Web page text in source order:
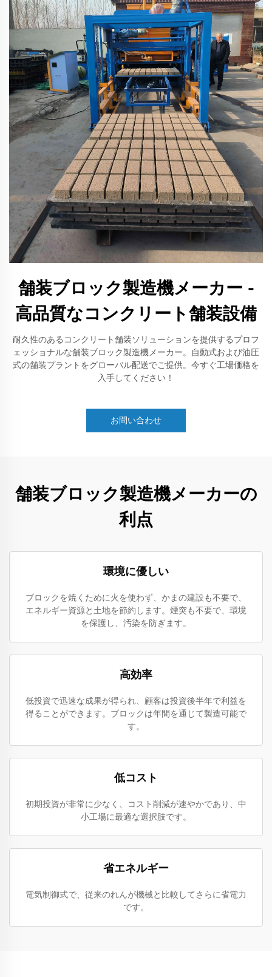
舗装ブロック製造機メーカー -
高品質なコンクリート舗装設備
耐久性のあるコンクリート舗装ソリューションを提供するプロフ
ェッショナルな舗装ブロック製造機メーカー。自動式および油圧
式の舗装プラントをグローバル配送でご提供。今すぐ工場価格を
入手してください！
お問い合わせ
舗装ブロック製造機メーカーの
利点
環境に優しい
ブロックを焼くために火を使わず、かまの建設も不要で、
エネルギー資源と土地を節約します。煙突も不要で、環境
を保護し、汚染を防ぎます。
高効率
低投資で迅速な成果が得られ、顧客は投資後半年で利益を
得ることができます。ブロックは年間を通じて製造可能で
す。
低コスト
初期投資が非常に少なく、コスト削減が速やかであり、中
小工場に最適な選択肢です。
省エネルギー
電気制御式で、従来のれんが機械と比較してさらに省電力
です。